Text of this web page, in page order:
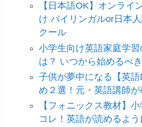
【日本語OK】オンライ
け バイリンガルor日本
クール
小学生向け英語家庭学
は？ いつから始めるべき
子供が夢中になる【英
め２選！元・英語講師が
【フォニックス教材】
コレ！英語が読めるよ